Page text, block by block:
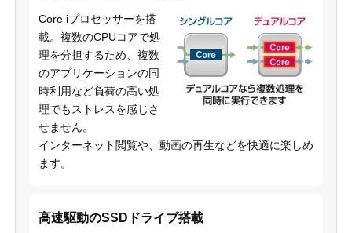
Core iプロセッサーを搭
載。複数のCPUコアで処
理を分担するため、複数
のアプリケーションの同
時利用など負荷の高い処
理でもストレスを感じさ
せません。
インターネット閲覧や、動画の再生などを快適に楽しめ
ます。
高速駆動のSSDドライブ搭載